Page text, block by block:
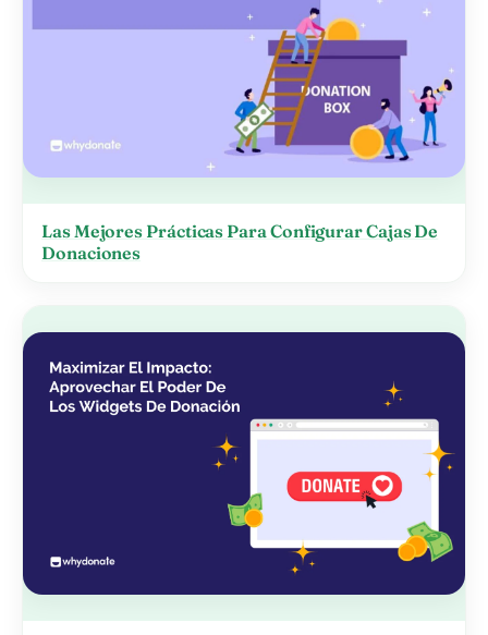
Las Mejores Prácticas Para Configurar Cajas De
Donaciones